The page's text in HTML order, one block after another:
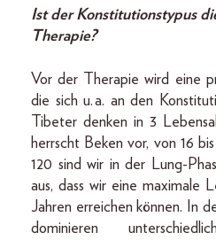
Ist der Konstitutionstypus
Therapie?
Vor der Therapie wird eine
die sich u. a. an den
Tibeter denken in 3
herrscht Beken vor, von 16
120 sind wir in der Lung-
aus, dass wir eine maximale
Jahren erreichen können. In
dominieren